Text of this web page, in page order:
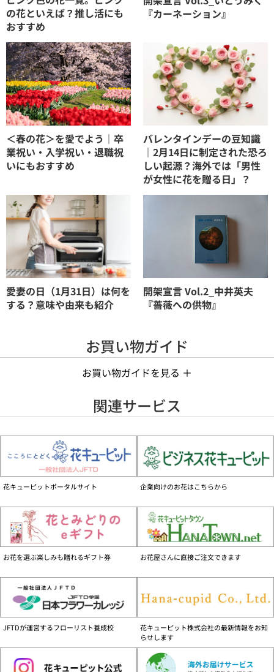
の花といえば？推し活にも
おすすめ
『カーネーション』
＜春の花＞を愛でよう｜卒
業祝い・入学祝い・退職祝
いにもおすすめ
バレンタインデーの豆知識
｜2月14日に制定された恐ろ
しい起源？海外では「男性
が女性に花を贈る日」？
愛妻の日（1月31日）は何を
する？意味や由来も紹介
開架宣言 Vol.2_中井英夫
『薔薇への供物』
お買い物ガイド
お買い物ガイドを見る ＋
お花代の他に、商品1件ごとに手数料990円（税込）がかかります。
お支払いについて
■個人のお客様
クレジットカード、GMO後払い、携帯電話会社決済、Amazon Pay、コンビニ前
払い、でのお支払いがご利用いただけます。
商品によって支払い方法が異なります。
お届けの事前確認について
お届け先へ事前に在宅確認の連絡をする場合があります。
なお、連絡がつかない場合は、ご指定の日時にお届けができない場合がございま
す。
離島など一部の地域を除く、日本国内のみです。
配達不能地域一覧はこちら
お届け日について
お支払い方法、商品によりお届日が異なりますので、ご注意ください。お届け日
営業時間と注文の取り扱いについて
関連サービス
花キューピットポータルサイト 企業向けのお花はこちらから
お花を選ぶ楽しみも贈れるギフト券 お花屋さんに直接ご注文できます
JFTDが運営するフローリスト養成校
花キューピット株式会社の最新情報をお知
らせします